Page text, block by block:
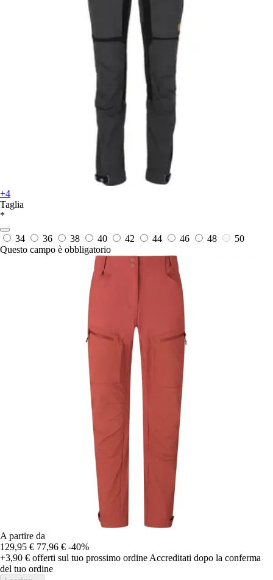
+4
Taglia
*
34 36 38 40 42 44 46 48
50
Questo campo è obbligatorio
A partire da
129,95 € 77,96 € -40%
+3,90 € offerti sul tuo prossimo ordine Accreditati dopo la conferma
del tuo ordine